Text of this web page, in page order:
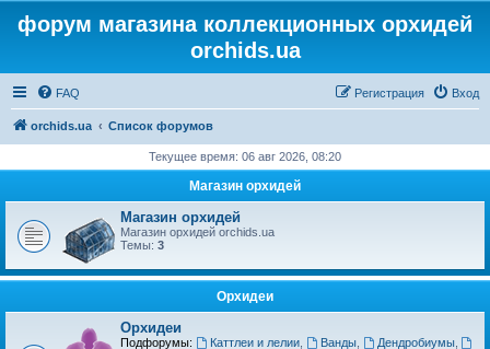
форум магазина коллекционных орхидей
orchids.ua
FAQ Вход
Регистрация
orchids.ua Список форумов
Текущее время: 06 авг 2026, 08:20
Магазин орхидей
Магазин орхидей
Магазин орхидей orchids.ua
Темы: 3
Орхидеи
Орхидеи
Подфорумы: Каттлеи и лелии, Ванды, Дендробиумы,